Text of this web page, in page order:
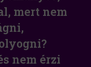
mert nem
nem érzi